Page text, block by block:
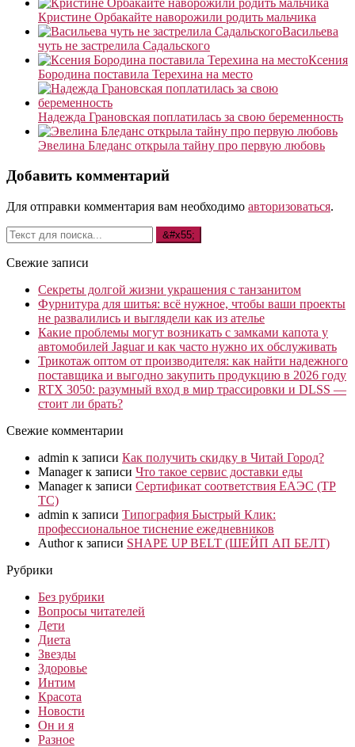
Кристине Орбакайте наворожили родить мальчика
Васильева
чуть не застрелила Садальского
Ксения
Бородина поставила Терехина на место
Надежда Грановская поплатилась за свою беременность
Эвелина Бледанс открыла тайну про первую любовь
Добавить комментарий
Для отправки комментария вам необходимо авторизоваться.
Свежие записи
Секреты долгой жизни украшения с танзанитом
Фурнитура для шитья: всё нужное, чтобы ваши проекты
не развалились и выглядели как из ателье
Какие проблемы могут возникать с замками капота у
автомобилей Jaguar и как часто нужно их обслуживать
Трикотаж оптом от производителя: как найти надежного
поставщика и выгодно закупить продукцию в 2026 году
RTX 3050: разумный вход в мир трассировки и DLSS —
стоит ли брать?
Свежие комментарии
admin к записи Как получить скидку в Читай Город?
Managerк записи Что такое сервис доставки еды
Managerк записи Сертификат соответствия ЕАЭС (ТР
ТС)
admin к записи Типография Быстрый Клик:
профессиональное тиснение ежедневников
Authorк записи SHAPE UP BELT (ШЕЙП АП БЕЛТ)
Рубрики
Без рубрики
Вопросы читателей
Дети
Диета
Звезды
Здоровье
Интим
Красота
Новости
Он и я
Разное